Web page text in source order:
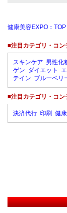
健康美容EXPO：TOP
■注目カテゴリ・コン
スキンケア 男性化
ゲン ダイエット
テイン ブルーベリ
■注目カテゴリ・コン
決済代行 印刷 健